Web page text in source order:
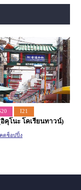
I21
คุโนะ โคเรียนทาวน์)
คดช็อปปิ้ง